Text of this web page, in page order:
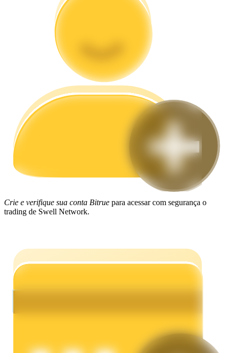
Estratégias de negociação
Aprenda como se manter lucrativo
Ganhar
Crie e verifique sua conta Bitrue para acessar com segurança o
trading de Swell Network.